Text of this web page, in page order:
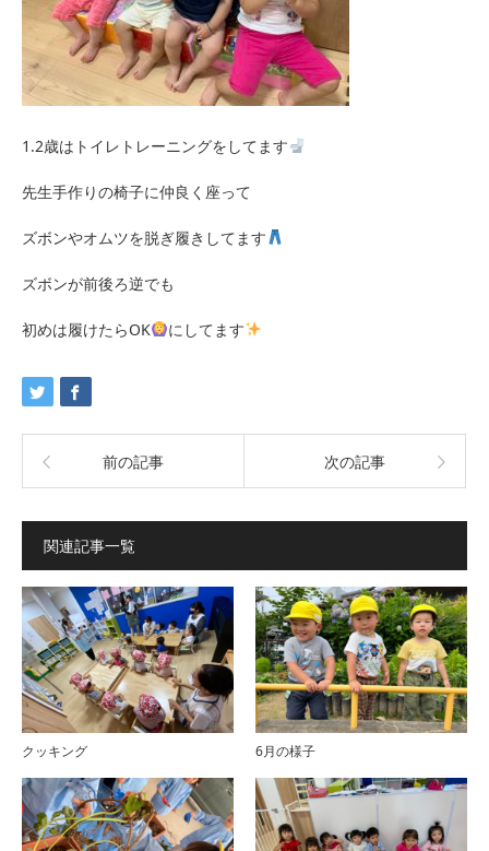
1.2歳はトイレトレーニングをしてます
先生手作りの椅子に仲良く座って
ズボンやオムツを脱ぎ履きしてます
ズボンが前後ろ逆でも
初めは履けたらOK にしてます
前の記事 次の記事
関連記事一覧
クッキング 6月の様子